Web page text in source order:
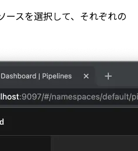
スを選択して、それぞれの